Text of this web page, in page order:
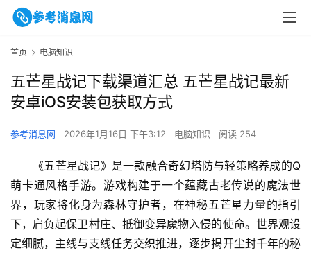
首页 电脑知识
五芒星战记下载渠道汇总 五芒星战记最新
安卓iOS安装包获取方式
参考消息网 2026年1月16日 下午3:12 电脑知识 阅读 254
《五芒星战记》是一款融合奇幻塔防与轻策略养成的Q
萌卡通风格手游。游戏构建于一个蕴藏古老传说的魔法世
界，玩家将化身为森林守护者，在神秘五芒星力量的指引
下，肩负起保卫村庄、抵御变异魔物入侵的使命。世界观设
定细腻，主线与支线任务交织推进，逐步揭开尘封千年的秘